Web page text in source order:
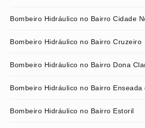
Bombeiro Hidráulico no Bairro Cidade
Bombeiro Hidráulico no Bairro Cruzeiro
Bombeiro Hidráulico no Bairro Dona
Bombeiro Hidráulico no Bairro Enseada
Bombeiro Hidráulico no Bairro Estoril